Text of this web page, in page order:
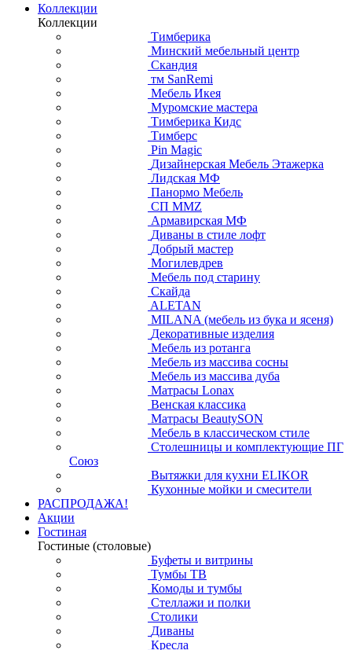
Коллекции
Коллекции
Тимберика
Минский мебельный центр
Скандия
тм SanRemi
Мебель Икея
Муромские мастера
Тимберика Кидс
Тимберс
Pin Magic
Дизайнерская Мебель Этажерка
Лидская МФ
Панормо Мебель
СП ММZ
Армавирская МФ
Диваны в стиле лофт
Добрый мастер
Могилевдрев
Мебель под старину
Скайда
ALETAN
MILANA (мебель из бука и ясеня)
Декоративные изделия
Мебель из ротанга
Мебель из массива сосны
Мебель из массива дуба
Матрасы Lonax
Венская классика
Матрасы BeautySON
Мебель в классическом стиле
Столешницы и комплектующие ПГ
Союз
Вытяжки для кухни ELIKOR
Кухонные мойки и смесители
РАСПРОДАЖА!
Акции
Гостиная
Гостиные (столовые)
Буфеты и витрины
Тумбы ТВ
Комоды и тумбы
Стеллажи и полки
Столики
Диваны
Кресла